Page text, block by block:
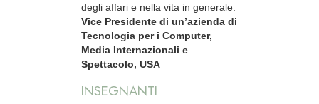
degli affari e nella vita in generale.
Vice Presidente di un’azienda di
Tecnologia per i Computer,
Media Internazionali e
Spettacolo, USA
INSEGNANTI